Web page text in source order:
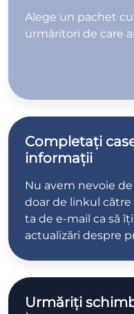
Alege un pachet
urmăritori de care
Completați
informații
Nu avem nevoie
doar de linkul către
ta de e-mail ca să
actualizări despre
Urmăriți